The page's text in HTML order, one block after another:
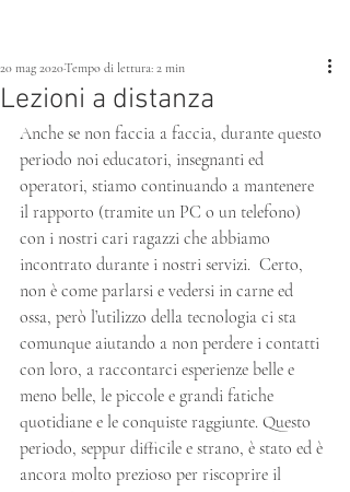
Lezioni a distanza
20 mag 2020Tempo di lettura: 2 min
Anche se non faccia a faccia, durante questo
periodo noi educatori, insegnanti ed
operatori, stiamo continuando a mantenere
il rapporto (tramite un PC o un telefono)
con i nostri cari ragazzi che abbiamo
incontrato durante i nostri servizi.  Certo,
non è come parlarsi e vedersi in carne ed
ossa, però l’utilizzo della tecnologia ci sta
comunque aiutando a non perdere i contatti
con loro, a raccontarci esperienze belle e
meno belle, le piccole e grandi fatiche
quotidiane e le conquiste raggiunte. Questo
periodo, seppur difficile e strano, è stato ed è
ancora molto prezioso per riscoprire il